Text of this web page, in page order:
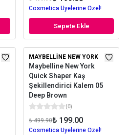
Cosmetica Üyelerine Özel!
Sepete Ekle
MAYBELLINE NEW YORK
Maybelline New York
Quick Shaper Kaş
Şekillendirici Kalem 05
Deep Brown
(0)
₺ 499.90₺ 199.00
Cosmetica Üyelerine Özel!